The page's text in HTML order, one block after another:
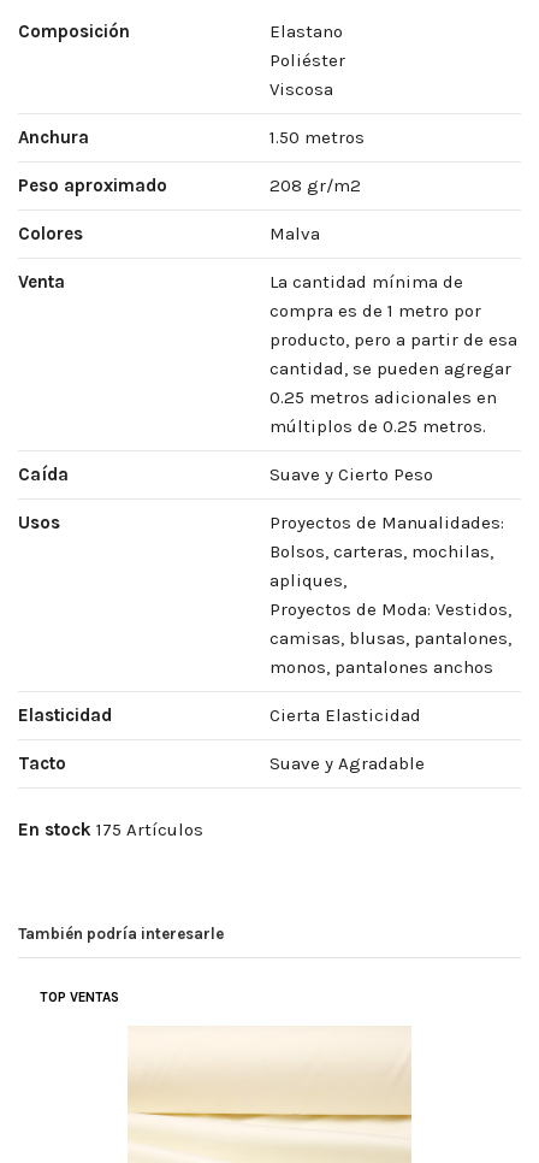
Composición
Elastano
Poliéster
Viscosa
Anchura 1.50 metros
Peso aproximado 208 gr/m2
Colores Malva
Venta
La cantidad mínima de
compra es de 1 metro por
producto, pero a partir de esa
cantidad, se pueden agregar
0.25 metros adicionales en
múltiplos de 0.25 metros.
Caída Suave y Cierto Peso
Usos
Proyectos de Manualidades:
Bolsos, carteras, mochilas,
apliques,
Proyectos de Moda: Vestidos,
camisas, blusas, pantalones,
monos, pantalones anchos
Elasticidad Cierta Elasticidad
Tacto Suave y Agradable
En stock 175 Artículos
También podría interesarle
TOP VENTAS